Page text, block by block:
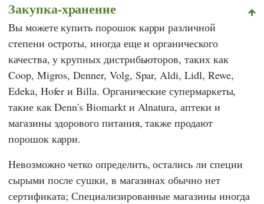
Закупка-хранение
Вы можете купить порошок карри различной
степени остроты, иногда еще и органического
качества, у крупных дистрибьюторов, таких как
Coop, Migros,Denner, Volg, Spar,Aldi, Lidl, Rewe,
Edeka, Hofer иBilla. Органические супермаркеты,
такие какDenn's Biomarktи Alnatura, аптеки и
магазины здорового питания, также продают
порошок карри.
Невозможно четко определить, остались ли специи
сырыми после сушки, в магазинах обычно нет
сертификата; Специализированные магазины иногда